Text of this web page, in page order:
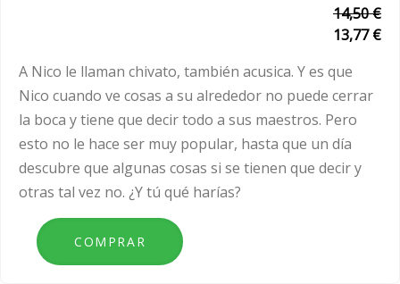
14,50 €
13,77 €
A Nico le llaman chivato, también acusica. Y es que
Nico cuando ve cosas a su alrededor no puede cerrar
la boca y tiene que decir todo a sus maestros. Pero
esto no le hace ser muy popular, hasta que un día
descubre que algunas cosas si se tienen que decir y
otras tal vez no. ¿Y tú qué harías?